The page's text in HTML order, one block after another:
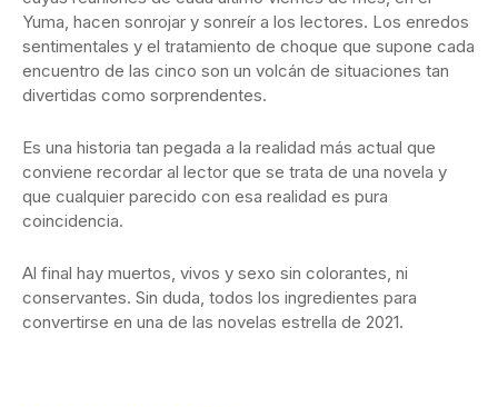
Yuma, hacen sonrojar y sonreír a los lectores. Los enredos
sentimentales y el tratamiento de choque que supone cada
encuentro de las cinco son un volcán de situaciones tan
divertidas como sorprendentes.
Es una historia tan pegada a la realidad más actual que
conviene recordar al lector que se trata de una novela y
que cualquier parecido con esa realidad es pura
coincidencia.
Al final hay muertos, vivos y sexo sin colorantes, ni
conservantes. Sin duda, todos los ingredientes para
convertirse en una de las novelas estrella de 2021.